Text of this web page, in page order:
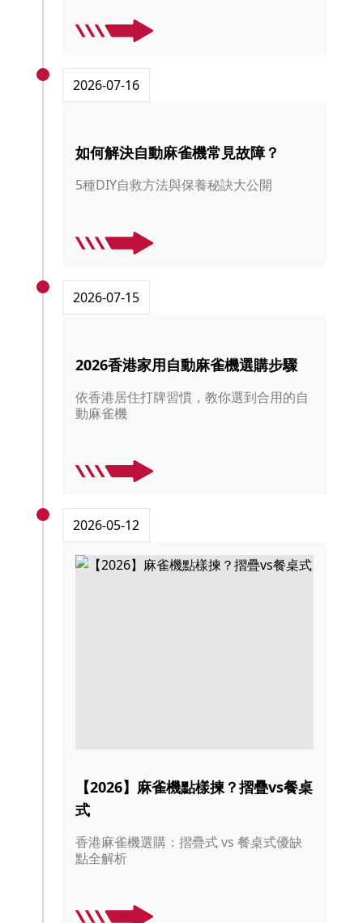
2026-07-16
如何解決自動麻雀機常見故障？
5種DIY自救方法與保養秘訣大公開
2026-07-15
2026香港家用自動麻雀機選購步驟
依香港居住打牌習慣，教你選到合用的自
動麻雀機
2026-05-12
【2026】麻雀機點樣揀？摺疊vs餐桌
式
香港麻雀機選購：摺疊式 vs 餐桌式優缺
點全解析